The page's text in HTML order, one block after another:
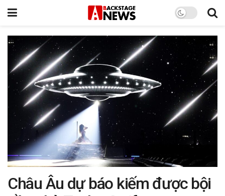
Châu Âu dự báo kiếm được bội